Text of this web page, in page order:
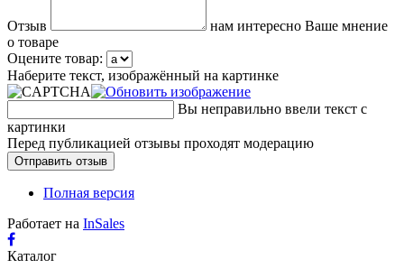
Отзыв
нам интересно Ваше мнение
о товаре
Оцените товар:
Наберите текст, изображённый на картинке
Вы неправильно ввели текст с
картинки
Перед публикацией отзывы проходят модерацию
Полная версия
Работает на InSales
Каталог